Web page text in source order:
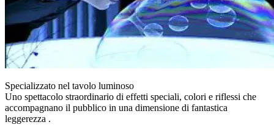
Specializzato nel tavolo luminoso
Uno spettacolo straordinario di effetti speciali, colori e riflessi che
accompagnano il pubblico in una dimensione di fantastica
leggerezza .